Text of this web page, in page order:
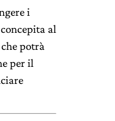
i
al
potrà
per il